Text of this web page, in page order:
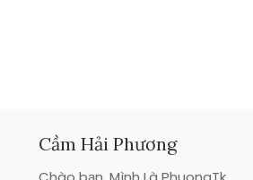
Cầm Hải Phương